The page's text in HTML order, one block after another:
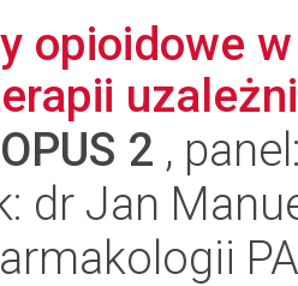
opioidowe
OPUS 2 ,
dr Jan